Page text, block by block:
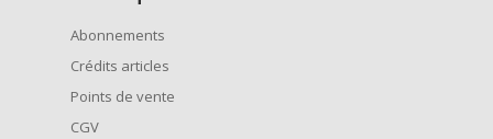
Abonnements
Crédits articles
Points de vente
CGV